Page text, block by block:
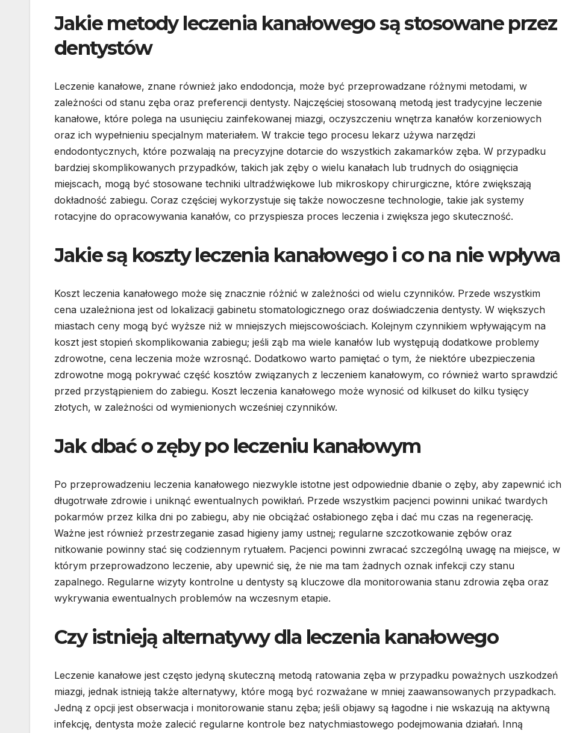
Jakie metody leczenia kanałowego są stosowane przez
dentystów
Leczenie kanałowe, znane również jako endodoncja, może być przeprowadzane różnymi metodami, w
zależności od stanu zęba oraz preferencji dentysty. Najczęściej stosowaną metodą jest tradycyjne leczenie
kanałowe, które polega na usunięciu zainfekowanej miazgi, oczyszczeniu wnętrza kanałów korzeniowych
oraz ich wypełnieniu specjalnym materiałem. W trakcie tego procesu lekarz używa narzędzi
endodontycznych, które pozwalają na precyzyjne dotarcie do wszystkich zakamarków zęba. W przypadku
bardziej skomplikowanych przypadków, takich jak zęby o wielu kanałach lub trudnych do osiągnięcia
miejscach, mogą być stosowane techniki ultradźwiękowe lub mikroskopy chirurgiczne, które zwiększają
dokładność zabiegu. Coraz częściej wykorzystuje się także nowoczesne technologie, takie jak systemy
rotacyjne do opracowywania kanałów, co przyspiesza proces leczenia i zwiększa jego skuteczność.
Jakie są koszty leczenia kanałowego i co na nie wpływa
Koszt leczenia kanałowego może się znacznie różnić w zależności od wielu czynników. Przede wszystkim
cena uzależniona jest od lokalizacji gabinetu stomatologicznego oraz doświadczenia dentysty. W większych
miastach ceny mogą być wyższe niż w mniejszych miejscowościach. Kolejnym czynnikiem wpływającym na
koszt jest stopień skomplikowania zabiegu; jeśli ząb ma wiele kanałów lub występują dodatkowe problemy
zdrowotne, cena leczenia może wzrosnąć. Dodatkowo warto pamiętać o tym, że niektóre ubezpieczenia
zdrowotne mogą pokrywać część kosztów związanych z leczeniem kanałowym, co również warto sprawdzić
przed przystąpieniem do zabiegu. Koszt leczenia kanałowego może wynosić od kilkuset do kilku tysięcy
złotych, w zależności od wymienionych wcześniej czynników.
Jak dbać o zęby po leczeniu kanałowym
Po przeprowadzeniu leczenia kanałowego niezwykle istotne jest odpowiednie dbanie o zęby, aby zapewnić ich
długotrwałe zdrowie i uniknąć ewentualnych powikłań. Przede wszystkim pacjenci powinni unikać twardych
pokarmów przez kilka dni po zabiegu, aby nie obciążać osłabionego zęba i dać mu czas na regenerację.
Ważne jest również przestrzeganie zasad higieny jamy ustnej; regularne szczotkowanie zębów oraz
nitkowanie powinny stać się codziennym rytuałem. Pacjenci powinni zwracać szczególną uwagę na miejsce, w
którym przeprowadzono leczenie, aby upewnić się, że nie ma tam żadnych oznak infekcji czy stanu
zapalnego. Regularne wizyty kontrolne u dentysty są kluczowe dla monitorowania stanu zdrowia zęba oraz
wykrywania ewentualnych problemów na wczesnym etapie.
Czy istnieją alternatywy dla leczenia kanałowego
Leczenie kanałowe jest często jedyną skuteczną metodą ratowania zęba w przypadku poważnych uszkodzeń
miazgi, jednak istnieją także alternatywy, które mogą być rozważane w mniej zaawansowanych przypadkach.
Jedną z opcji jest obserwacja i monitorowanie stanu zęba; jeśli objawy są łagodne i nie wskazują na aktywną
infekcję, dentysta może zalecić regularne kontrole bez natychmiastowego podejmowania działań. Inną